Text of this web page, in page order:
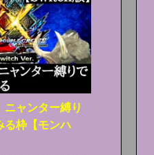
ニャンター縛り
る枠【モンハ